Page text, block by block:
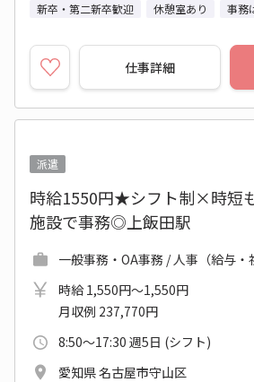
新卒・第二新卒歓迎
休憩室あり 事務
仕事詳細
派遣
時給1550円★シフト制×時短
施設で事務◎上飯田駅
一般事務・OA事務 / 人事（給与
時給 1,550円～1,550円
月収例 237,770円
8:50～17:30 週5日 (シフト)
愛知県 名古屋市守山区